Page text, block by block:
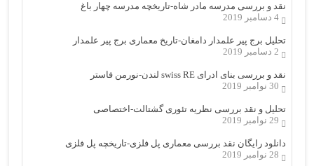
نقد و بررسی مدرسه مادر شاه-تاریخچه مدرسه چهار باغ
4 دسامبر 2019
تحلیل برج پیر علمدار دامغان-تاریخ معماری برج پیر علمدار
2 دسامبر 2019
نقد و بررسی بنای ادرای swiss RE لندن-نورمن فاستر
30 نوامبر 2019
تحلیل و نقد بررسی نظریه تئوری گشتالت-اختصاصی
29 نوامبر 2019
دانلود رایگان نقد بررسی معماری پل فلزی-تاریخچه پل فلزی
28 نوامبر 2019